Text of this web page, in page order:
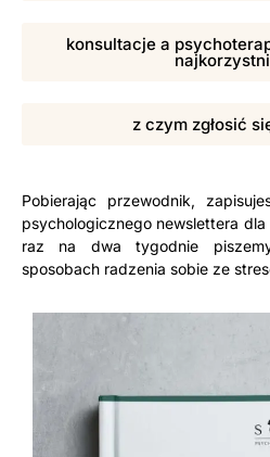
konsultacje a
z czym zgłosić
Pobierając przewodnik,
psychologicznego newslettera
raz na dwa tygodnie
sposobach radzenia sobie ze